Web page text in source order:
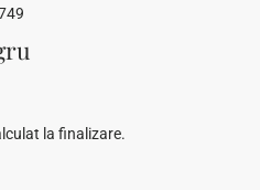
la finalizare.